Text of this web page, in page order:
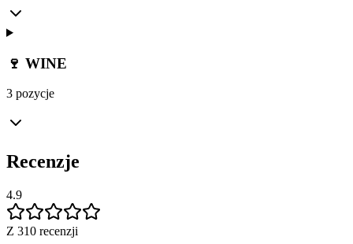
🍷 WINE
3 pozycje
Recenzje
4.9
Z 310 recenzji